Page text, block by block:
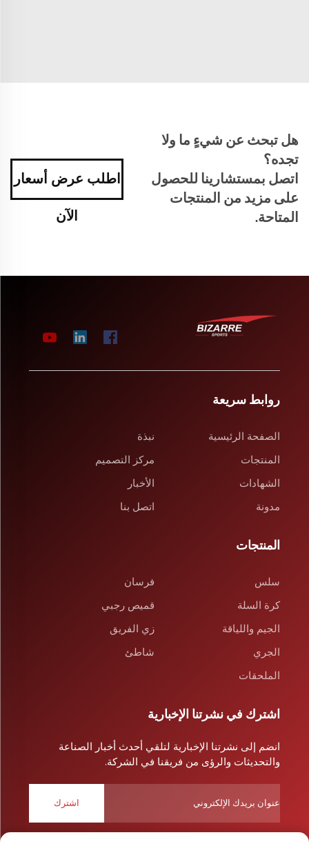
هل تبحث عن شيءٍ ما ولا
تجده؟
اتصل بمستشارينا للحصول
على مزيد من المنتجات
المتاحة.
اطلب عرض أسعار
الآن
روابط سريعة
الصفحة الرئيسية
نبذة
المنتجات
مركز التصميم
الشهادات
الأخبار
مدونة
اتصل بنا
المنتجات
سلس
فرسان
كرة السلة
قميص رجبي
الجيم واللياقة
زي الفريق
الجري
شاطئ
الملحقات
اشترك في نشرتنا الإخبارية
انضم إلى نشرتنا الإخبارية لتلقي أحدث أخبار الصناعة
والتحديثات والرؤى من فريقنا في الشركة.
اشترك